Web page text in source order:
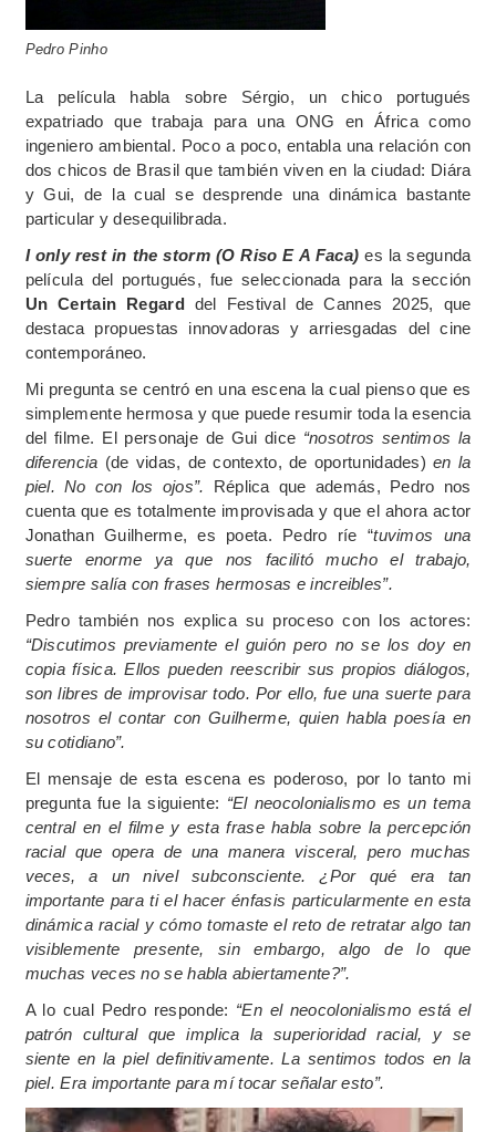
Pedro Pinho
La película habla sobre Sérgio, un chico portugués
expatriado que trabaja para una ONG en África como
ingeniero ambiental. Poco a poco, entabla una relación con
dos chicos de Brasil que también viven en la ciudad: Diára
y Gui, de la cual se desprende una dinámica bastante
particular y desequilibrada.
I only rest in the storm (O Riso E A Faca)es la segunda
película del portugués, fue seleccionada para la sección
Un Certain Regarddel Festival de Cannes 2025, que
destaca propuestas innovadoras y arriesgadas del cine
contemporáneo.
Mi pregunta se centró en una escena la cual pienso que es
simplemente hermosa y que puede resumir toda la esencia
del filme. El personaje de Gui dice “nosotros sentimos la
diferencia (de vidas, de contexto, de oportunidades)en la
piel. No con los ojos”. Réplica que además, Pedro nos
cuenta que es totalmente improvisada y que el ahora actor
Jonathan Guilherme, es poeta. Pedro ríe “tuvimos una
suerte enorme ya que nos facilitó mucho el trabajo,
siempre salía con frases hermosas e increibles”.
Pedro también nos explica su proceso con los actores:
“Discutimos previamente el guión pero no se los doy en
copia física. Ellos pueden reescribir sus propios diálogos,
son libres de improvisar todo. Por ello, fue una suerte para
nosotros el contar con Guilherme, quien habla poesía en
su cotidiano”.
El mensaje de esta escena es poderoso, por lo tanto mi
pregunta fue la siguiente: “El neocolonialismo es un tema
central en el filme y esta frase habla sobre la percepción
racial que opera de una manera visceral, pero muchas
veces, a un nivel subconsciente. ¿Por qué era tan
importante para ti el hacer énfasis particularmente en esta
dinámica racial y cómo tomaste el reto de retratar algo tan
visiblemente presente, sin embargo, algo de lo que
muchas veces no se habla abiertamente?”.
A lo cual Pedro responde: “En el neocolonialismo está el
patrón cultural que implica la superioridad racial, y se
siente en la piel definitivamente. La sentimos todos en la
piel. Era importante para mí tocar señalar esto”.